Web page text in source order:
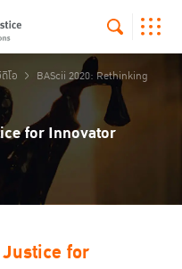
โอ
BAScii 2020: Rethinking
for Innovator
for